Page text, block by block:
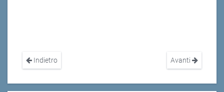
Indietro Avanti